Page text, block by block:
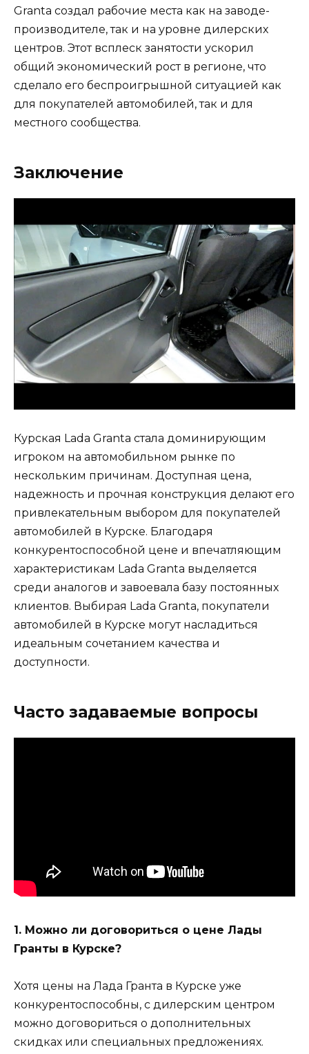
Granta создал рабочие места как на заводе-
производителе, так и на уровне дилерских
центров. Этот всплеск занятости ускорил
общий экономический рост в регионе, что
сделало его беспроигрышной ситуацией как
для покупателей автомобилей, так и для
местного сообщества.
Заключение
Курская Lada Granta стала доминирующим
игроком на автомобильном рынке по
нескольким причинам. Доступная цена,
надежность и прочная конструкция делают его
привлекательным выбором для покупателей
автомобилей в Курске. Благодаря
конкурентоспособной цене и впечатляющим
характеристикам Lada Granta выделяется
среди аналогов и завоевала базу постоянных
клиентов. Выбирая Lada Granta, покупатели
автомобилей в Курске могут насладиться
идеальным сочетанием качества и
доступности.
Часто задаваемые вопросы
1. Можно ли договориться о цене Лады
Гранты в Курске?
Хотя цены на Лада Гранта в Курске уже
конкурентоспособны, с дилерским центром
можно договориться о дополнительных
скидках или специальных предложениях.